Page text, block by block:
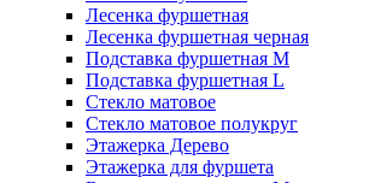
Лесенка фуршетная
Лесенка фуршетная черная
Подставка фуршетная M
Подставка фуршетная L
Стекло матовое
Стекло матовое полукруг
Этажерка Дерево
Этажерка для фуршета